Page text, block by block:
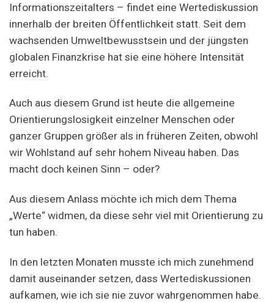
Informationszeitalters – findet eine Wertediskussion
innerhalb der breiten Öffentlichkeit statt. Seit dem
wachsenden Umweltbewusstsein und der jüngsten
globalen Finanzkrise hat sie eine höhere Intensität
erreicht.
Auch aus diesem Grund ist heute die allgemeine
Orientierungslosigkeit einzelner Menschen oder
ganzer Gruppen größer als in früheren Zeiten, obwohl
wir Wohlstand auf sehr hohem Niveau haben. Das
macht doch keinen Sinn – oder?
Aus diesem Anlass möchte ich mich dem Thema
„Werte“ widmen, da diese sehr viel mit Orientierung zu
tun haben.
In den letzten Monaten musste ich mich zunehmend
damit auseinander setzen, dass Wertediskussionen
aufkamen, wie ich sie nie zuvor wahrgenommen habe.